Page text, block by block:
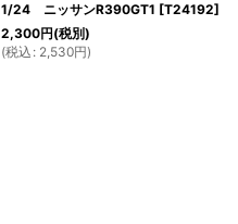
1/24 ニッサンR390GT1 [T24192]
2,300円(税別)
(税込 : 2,530円)